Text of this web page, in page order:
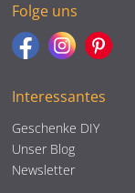
Folge uns
Interessantes
Geschenke DIY
Unser Blog
Newsletter